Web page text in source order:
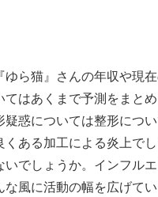
ゆら猫』さんの年収や現
てはあくまで予測をまと
疑惑については整形につ
くある加工による炎上で
いでしょうか。インフル
風に活動の幅を広げてい